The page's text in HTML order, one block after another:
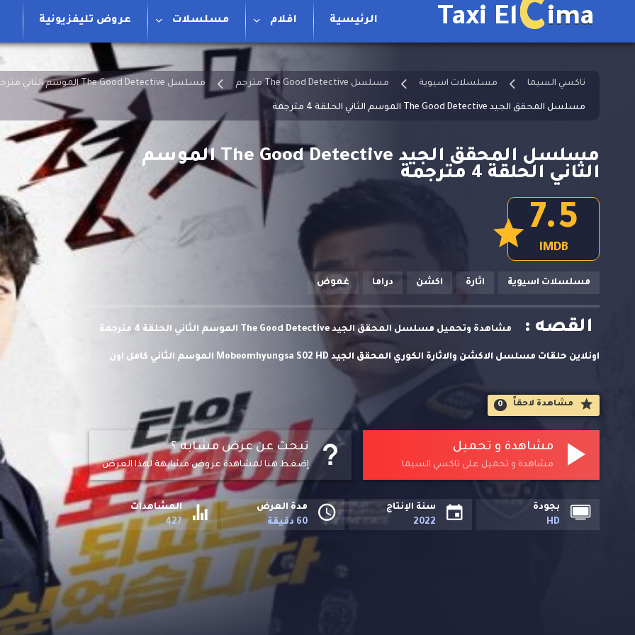
Taxi ElCima الرئيسية افلام مسلسلات عروض تليفزيونية
تاكسي السيما مسلسلات اسيوية مسلسل The Good Detective مترجم مسلسل The Good Detective الموسم الثاني مترجم
مسلسل المحقق الجيد The Good Detective الموسم الثاني الحلقة 4 مترجمة
مسلسل المحقق الجيد The Good Detective الموسم
الثاني الحلقة 4 مترجمة
IMDB
7.5
مسلسلات اسيوية اثارة اكشن دراما غموض
القصه : مشاهدة وتحميل مسلسل المحقق الجيد The Good Detective الموسم الثاني الحلقة 4 مترجمة
اونلاين حلقات مسلسل الاكشن والاثارة الكوري المحقق الجيد Mobeomhyungsa S02 HD الموسم الثاني كامل اون
مشاهدة لاحقاََ 0
تبحث عن عرض مشابه ؟
إضغط هنا لمشاهدة عروض مشابهة لهذا العرض
مشاهدة و تحميل
مشاهدة و تحميل على تاكسي السيما
بجودة
HD
سنة الإنتاج
2022
مدة العرض
60 دقيقة
المشاهدات
427